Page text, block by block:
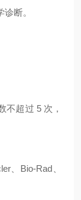
断。
超过 5 次，
、Bio-Rad、